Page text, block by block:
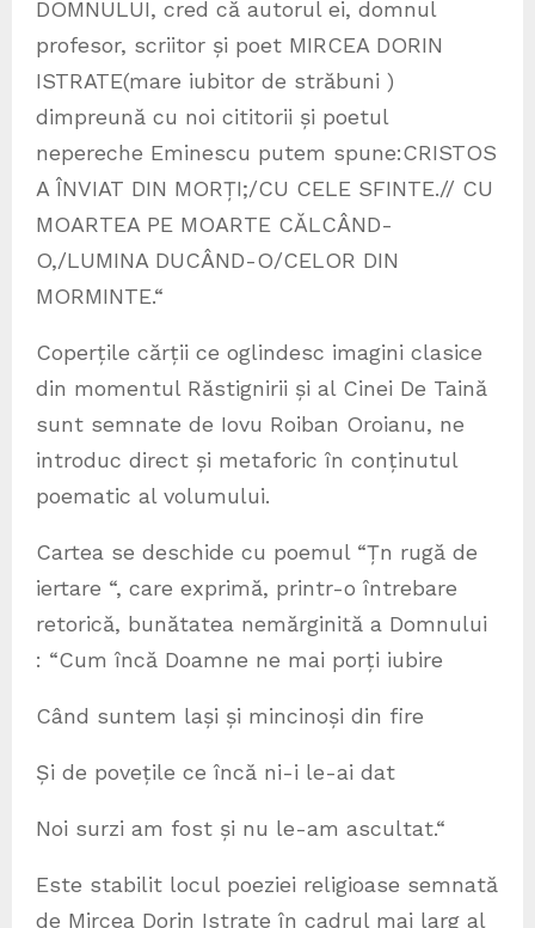
DOMNULUI, cred că autorul ei, domnul
profesor, scriitor și poet MIRCEA DORIN
ISTRATE(mare iubitor de străbuni )
dimpreună cu noi cititorii și poetul
nepereche Eminescu putem spune:CRISTOS
A ÎNVIAT DIN MORȚI;/CU CELE SFINTE.// CU
MOARTEA PE MOARTE CĂLCÂND-
O,/LUMINA DUCÂND-O/CELOR DIN
MORMINTE.“
Coperțile cărții ce oglindesc imagini clasice
din momentul Răstignirii și al Cinei De Taină
sunt semnate de Iovu Roiban Oroianu, ne
introduc direct și metaforic în conținutul
poematic al volumului.
Cartea se deschide cu poemul “Țn rugă de
iertare “, care exprimă, printr-o întrebare
retorică, bunătatea nemărginită a Domnului
: “Cum încă Doamne ne mai porți iubire
Când suntem lași și mincinoși din fire
Și de povețile ce încă ni-i le-ai dat
Noi surzi am fost și nu le-am ascultat.“
Este stabilit locul poeziei religioase semnată
de Mircea Dorin Istrate în cadrul mai larg al